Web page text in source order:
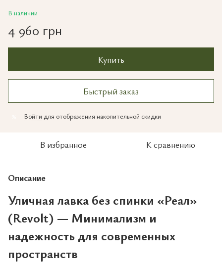
В наличии
4 960 грн
Купить
Быстрый заказ
Войти для отображения накопительной скидки
В избранное К сравнению
Описание
Уличная лавка без спинки «Реал»
(Revolt) — Минимализм и
надежность для современных
пространств